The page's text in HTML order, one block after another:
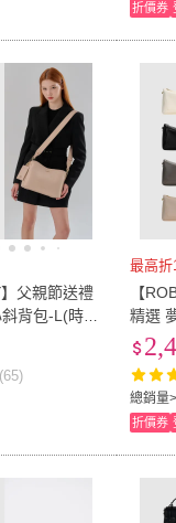
折價券
】父親節送禮
背包-L(時尚
/多色任選)
(65)
最高折
【
精選
口/多
總銷量
折價券